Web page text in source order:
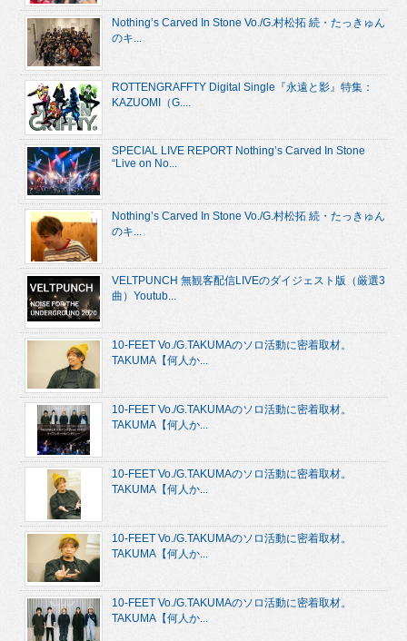
Nothing’s Carved In Stone Vo./G.村松拓 続・たっきゅん
のキ...
ROTTENGRAFFTY Digital Single『永遠と影』特集：
KAZUOMI（G....
SPECIAL LIVE REPORT Nothing’s Carved In Stone
“Live on No...
Nothing’s Carved In Stone Vo./G.村松拓 続・たっきゅん
のキ...
VELTPUNCH 無観客配信LIVEのダイジェスト版（厳選3
曲）Youtub...
10-FEET Vo./G.TAKUMAのソロ活動に密着取材。
TAKUMA【何人か...
10-FEET Vo./G.TAKUMAのソロ活動に密着取材。
TAKUMA【何人か...
10-FEET Vo./G.TAKUMAのソロ活動に密着取材。
TAKUMA【何人か...
10-FEET Vo./G.TAKUMAのソロ活動に密着取材。
TAKUMA【何人か...
10-FEET Vo./G.TAKUMAのソロ活動に密着取材。
TAKUMA【何人か...